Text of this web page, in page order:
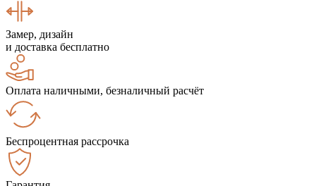
Замер, дизайн
и доставка бесплатно
Оплата наличными, безналичный расчёт
Беспроцентная рассрочка